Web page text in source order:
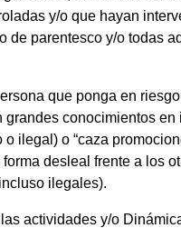
y/o que hayan
parentesco y/o todas
que ponga en
conocimientos
ilegal) o “caza
desleal frente a los
ilegales).
actividades y/o